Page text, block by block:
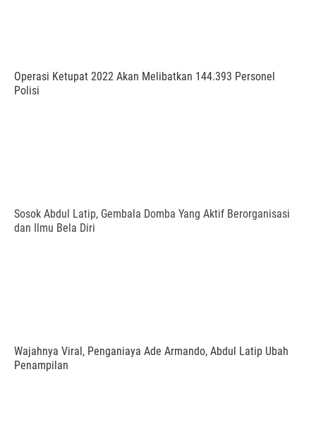
Operasi Ketupat 2022 Akan Melibatkan 144.393 Personel
Polisi
Sosok Abdul Latip, Gembala Domba Yang Aktif Berorganisasi
dan Ilmu Bela Diri
Wajahnya Viral, Penganiaya Ade Armando, Abdul Latip Ubah
Penampilan